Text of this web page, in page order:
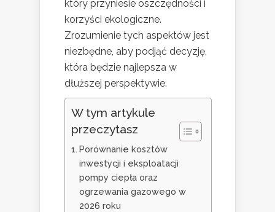
który przyniesie oszczędności i
korzyści ekologiczne.
Zrozumienie tych aspektów jest
niezbędne, aby podjąć decyzję,
która będzie najlepsza w
dłuższej perspektywie.
W tym artykule
przeczytasz
Porównanie kosztów
inwestycji i eksploatacji
pompy ciepła oraz
ogrzewania gazowego w
2026 roku